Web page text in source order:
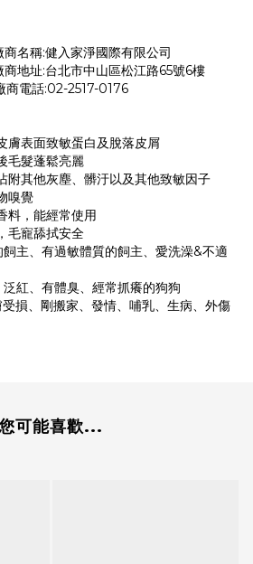
名稱:健入家淨國際有限公司
地址:台北市中山區松江路65號6樓
商電話:02-2517-0176
表面致敏蛋白及脫落皮屑
毛髮蓬鬆亮麗
其他灰塵、髒汙以及其他致敏因子
嗅覺
料，能經常使用
毛寵舔拭安全
主、有過敏體質的飼主、愛洗澡&不適
紅、有體臭、經常抓癢的狗狗
損、剛搬家、發情、哺乳、生病、外傷
可能喜歡...